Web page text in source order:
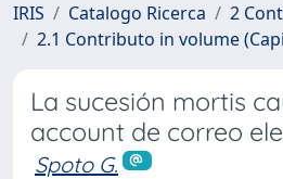
IRIS Catalogo Ricerca
2
2.1 Contributo in volume
La sucesión mortis
account de correo
Spoto G.